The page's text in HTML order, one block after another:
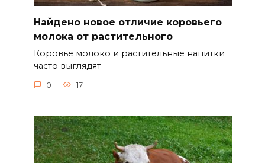
Найдено новое отличие коровьего
молока от растительного
Коровье молоко и растительные напитки
часто выглядят
0 17